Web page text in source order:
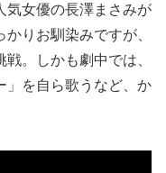
気女優の長澤まさみが
りお馴染みですが、
。しかも劇中では、
」を自ら歌うなど、か